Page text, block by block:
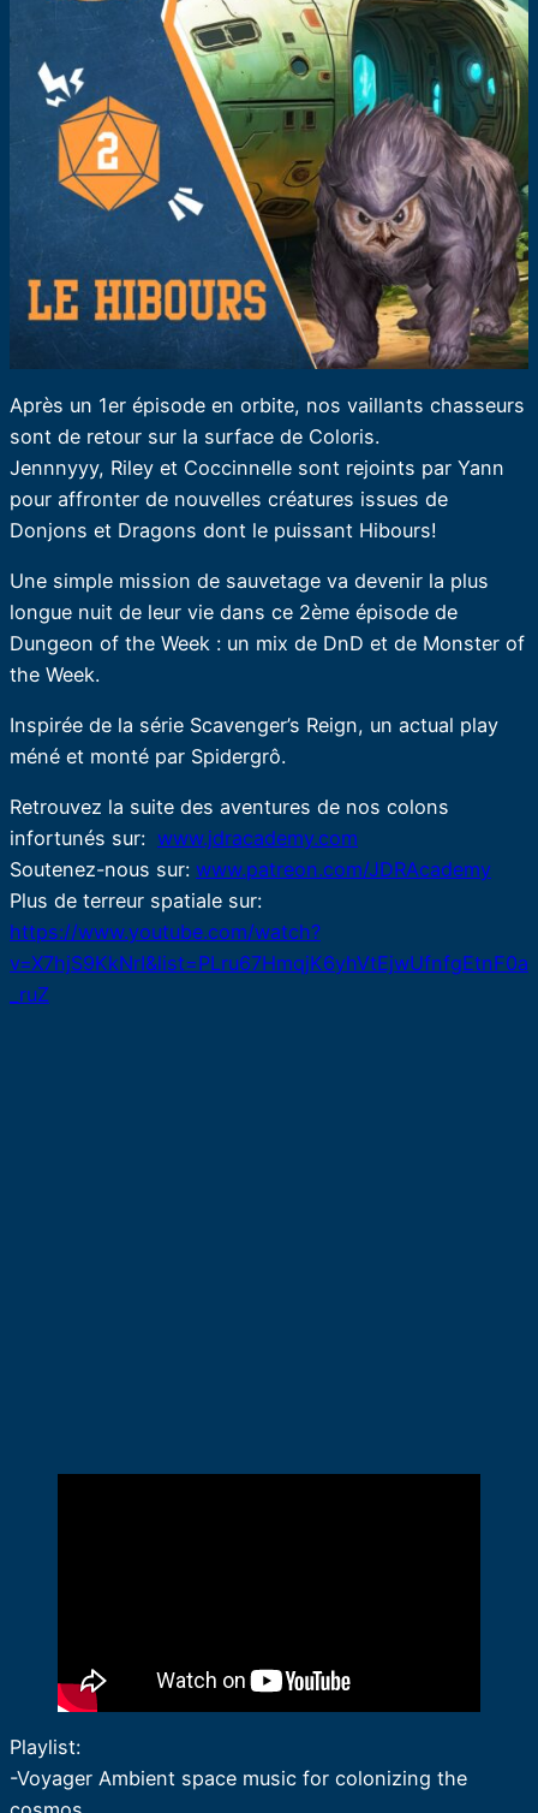
Après un 1er épisode en orbite, nos vaillants chasseurs
sont de retour sur la surface de Coloris.
Jennnyyy, Riley et Coccinnelle sont rejoints par Yann
pour affronter de nouvelles créatures issues de
Donjons et Dragons dont le puissant Hibours!
Une simple mission de sauvetage va devenir la plus
longue nuit de leur vie dans ce 2ème épisode de
Dungeon of the Week : un mix de DnD et de Monster of
the Week.
Inspirée de la série Scavenger’s Reign, un actual play
méné et monté par Spidergrô.
Retrouvez la suite des aventures de nos colons
infortunés sur: www.jdracademy.com
Soutenez-nous sur: www.patreon.com/JDRAcademy
Plus de terreur spatiale sur:
https://www.youtube.com/watch?
v=X7hjS9KkNrI&list=PLru67HmqjK6yhVtEjwUfnfgEtnF0a
_ruZ
Playlist:
-Voyager Ambient space music for colonizing the